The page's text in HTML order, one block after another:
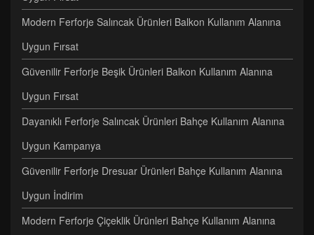
Modern Ferforje Salıncak Ürünleri Balkon Kullanım Alanına
Uygun Fırsat
Güvenilir Ferforje Beşik Ürünleri Balkon Kullanım Alanına
Uygun Fırsat
Dayanıklı Ferforje Salıncak Ürünleri Bahçe Kullanım Alanına
Uygun Kampanya
Güvenilir Ferforje Dresuar Ürünleri Bahçe Kullanım Alanına
Uygun İndirim
Modern Ferforje Çiçeklik Ürünleri Bahçe Kullanım Alanına